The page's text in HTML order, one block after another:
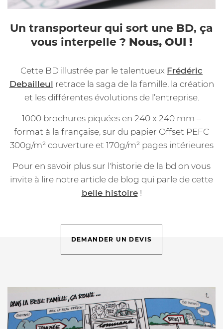
Un transporteur qui sort une BD, ça
vous interpelle ? Nous, OUI !
Cette BD illustrée par le talentueux Frédéric
Debailleul retrace la saga de la famille, la création
et les différentes évolutions de l’entreprise.
1000 brochures piquées en 240 x 240 mm –
format à la française, sur du papier Offset PEFC
300g/m² couverture et 170g/m² pages intérieures
Pour en savoir plus sur l'historie de la bd on vous
invite à lire notre article de blog qui parle de cette
belle histoire!
DEMANDER UN DEVIS